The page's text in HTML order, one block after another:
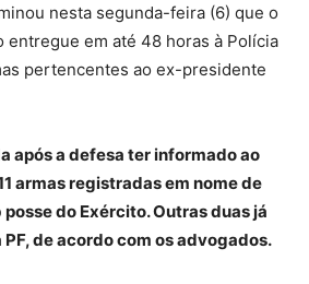
nesta segunda-feira (6) que o
entregue em até 48 horas à Polícia
pertencentes ao ex-presidente
após a defesa ter informado ao
armas registradas em nome de
do Exército. Outras duas já
de acordo com os advogados.